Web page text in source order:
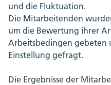
und die Fluktuation.
Die Mitarbeitenden
um die Bewertung ihrer
Arbeitsbedingen gebeten
Einstellung gefragt.
Die Ergebnisse der